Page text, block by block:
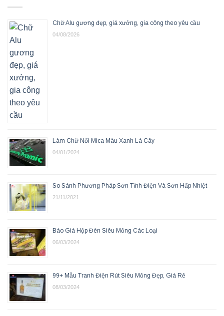
Chữ Alu gương đẹp, giá xưởng, gia công theo yêu cầu
04/08/2026
Làm Chữ Nổi Mica Màu Xanh Lá Cây
04/01/2024
So Sánh Phương Pháp Sơn Tĩnh Điện Và Sơn Hấp Nhiệt
21/11/2021
Báo Giá Hộp Đèn Siêu Mỏng Các Loại
06/03/2024
99+ Mẫu Tranh Điện Rút Siêu Mỏng Đẹp, Giá Rẻ
08/03/2024